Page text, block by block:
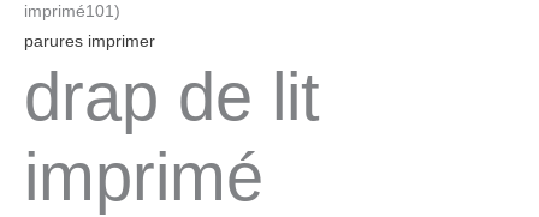
imprimé101)
parures imprimer
drap de lit
imprimé